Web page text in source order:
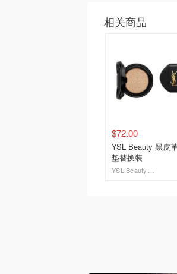
相关商品
$72.00
YSL Beauty 黑皮
垫替换装